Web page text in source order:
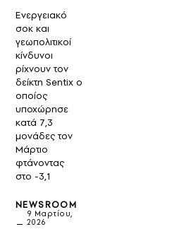
Ενεργειακό
σοκ και
γεωπολιτικοί
κίνδυνοι
ρίχνουν τον
δείκτη Sentix ο
οποίος
υποχώρησε
κατά 7,3
μονάδες τον
Μάρτιο
φτάνοντας
στο -3,1
NEWSROOM
9 Μαρτίου,
2026